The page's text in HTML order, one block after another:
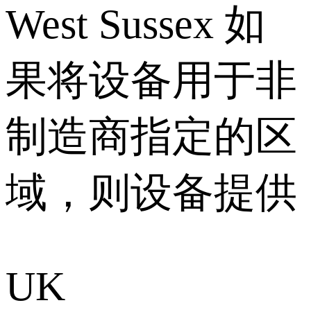
West Sussex 如
果将设备用于非
制造商指定的区
域，则设备提供
UK